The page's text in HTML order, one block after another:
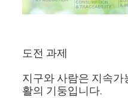
도전 과제
지구와 사람은 지속
활의 기둥입니다.